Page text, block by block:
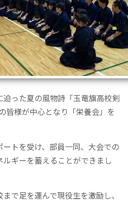
迫った夏の風物詩「玉竜旗高校剣
皆様が中心となり「栄養会」を
トを受け、部員一同、大会での
ギーを蓄えることができまし
で足を運んで現役生を激励し、